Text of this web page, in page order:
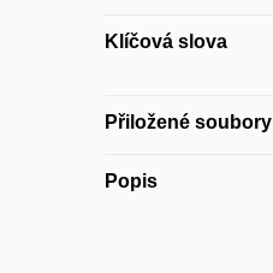
Klíčová slova
Přiložené soubory
Popis